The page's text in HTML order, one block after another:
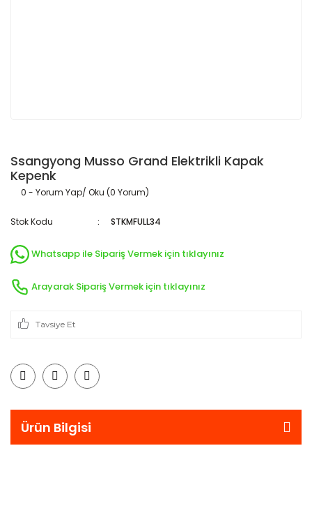
Ssangyong Musso Grand Elektrikli Kapak
Kepenk
0 - Yorum Yap/ Oku (0 Yorum)
Stok Kodu STKMFULL34
Whatsapp ile Sipariş Vermek için tıklayınız
Arayarak Sipariş Vermek için tıklayınız
Tavsiye Et
Ürün Bilgisi